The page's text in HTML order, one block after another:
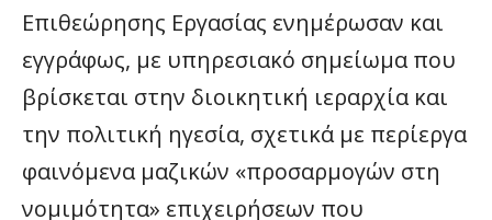
Επιθεώρησης Εργασίας ενημέρωσαν και
εγγράφως, με υπηρεσιακό σημείωμα που
βρίσκεται στην διοικητική ιεραρχία και
την πολιτική ηγεσία, σχετικά με περίεργα
φαινόμενα μαζικών «προσαρμογών στη
νομιμότητα» επιχειρήσεων που